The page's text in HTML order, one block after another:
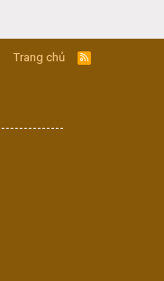
Trang chủ
R
S